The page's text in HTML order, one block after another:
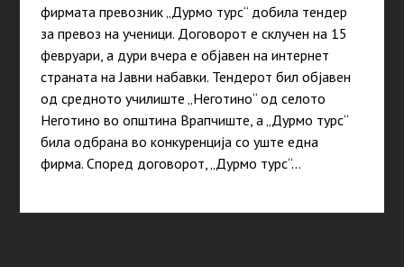
фирмата превозник „Дурмо турс“ добила тендер
за превоз на ученици. Договорот е склучен на 15
февруари, а дури вчера е објавен на интернет
страната на Јавни набавки. Тендерот бил објавен
од средното училиште „Неготино“ од селото
Неготино во општина Врапчиште, а „Дурмо турс“
била одбрана во конкуренција со уште една
фирма. Според договорот, „Дурмо турс“…